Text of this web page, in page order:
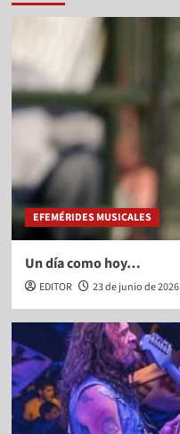
EFEMÉRIDES MUSICALES
Un día como hoy…
EDITOR 23 de junio de 2026